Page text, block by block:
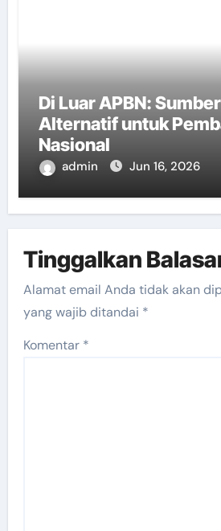
Di Luar APBN:
Alternatif untuk
Nasional
admin Jun 16, 2026
Tinggalkan
Alamat email Anda tidak akan
yang wajib ditandai *
Komentar *